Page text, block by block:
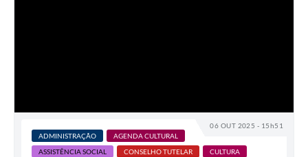
Telefones Úteis
06 OUT 2025 - 15h51
ADMINISTRAÇÃO
AGENDA CULTURAL
ASSISTÊNCIA SOCIAL
CONSELHO TUTELAR
CULTURA